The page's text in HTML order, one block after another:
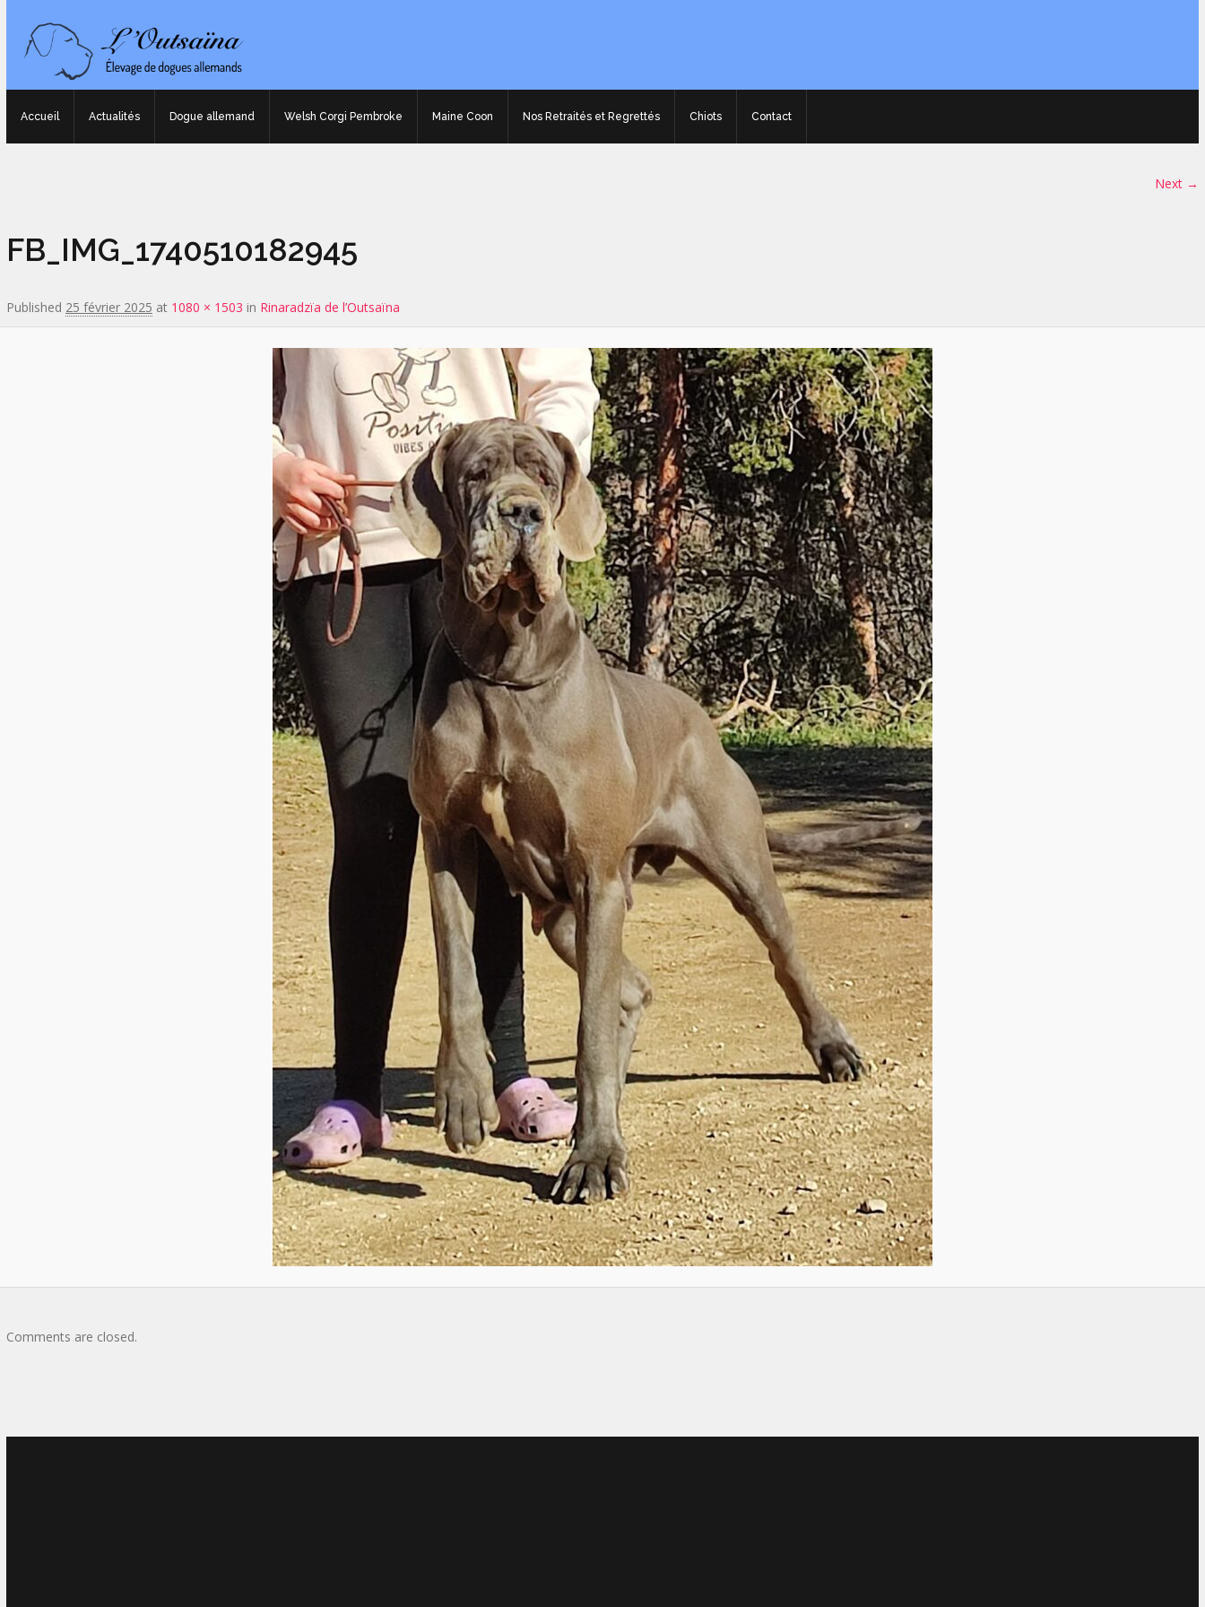
Accueil Actualités Dogue allemand Welsh Corgi Pembroke Maine Coon Nos Retraités et Regrettés Chiots Contact
Next →
FB_IMG_1740510182945
Published 25 février 2025 at 1080 × 1503 in Rinaradzïa de l’Outsaïna
Comments are closed.